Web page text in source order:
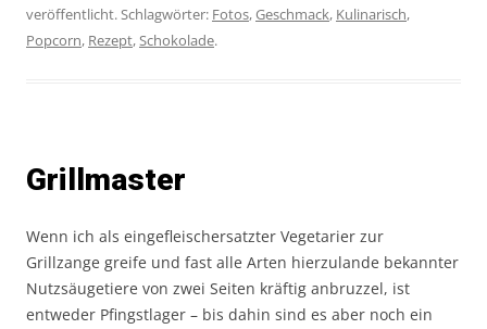
veröffentlicht. Schlagwörter: Fotos,Geschmack, Kulinarisch,
Popcorn, Rezept,Schokolade.
Grillmaster
Wenn ich als eingefleischersatzter Vegetarier zur
Grillzange greife und fast alle Arten hierzulande bekannter
Nutzsäugetiere von zwei Seiten kräftig anbruzzel, ist
entweder Pfingstlager – bis dahin sind es aber noch ein